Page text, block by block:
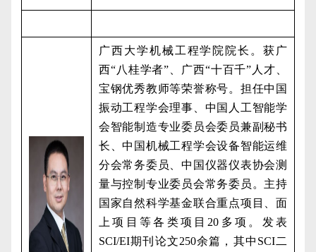
广西大学机械工程学院院长。获广
西“八桂学者”、广西“十百千”人才、
宝钢优秀教师等荣誉称号。担任中国
振动工程学会理事、中国人工智能学
会智能制造专业委员会委员兼副秘书
长、中国机械工程学会设备智能运维
分会常务委员、中国仪器仪表协会测
量与控制专业委员会常务委员。主持
国家自然科学基金联合重点项目、面
上项目等各类项目 20 多项。发表
SCI/EI期刊论文250余篇，其中 SCI二